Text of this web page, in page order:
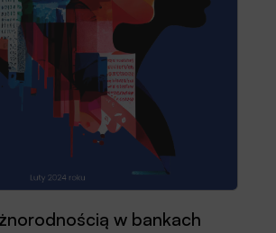
w bankach
praktyk 2025